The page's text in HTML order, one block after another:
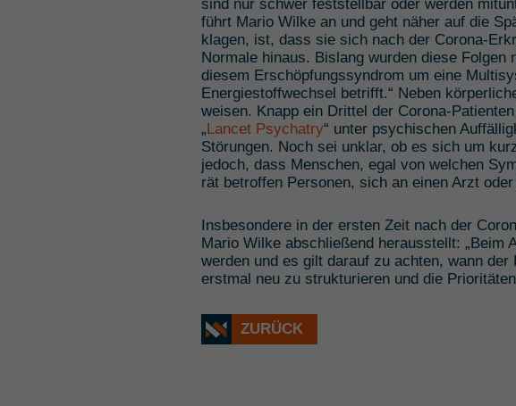
sind nur schwer feststellbar oder werden
führt Mario Wilke an und geht näher auf die
klagen, ist, dass sie sich nach der Corona-
Normale hinaus. Bislang wurden diese
diesem Erschöpfungssyndrom um eine
Energiestoffwechsel betrifft.“ Neben
weisen. Knapp ein Drittel der Corona-
„ Lancet Psychatry“ unter psychischen
Störungen. Noch sei unklar, ob es sich um
jedoch, dass Menschen, egal von welchen
rät betroffen Personen, sich an einen Arzt
Insbesondere in der ersten Zeit nach der
Mario Wilke abschließend herausstellt:
werden und es gilt darauf zu achten, wann
erstmal neu zu strukturieren und die
ZURÜCK